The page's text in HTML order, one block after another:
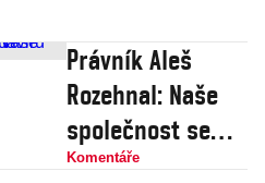
Právník Aleš
Rozehnal: Naše
společnost se
kvůli koronaviru
Komentáře